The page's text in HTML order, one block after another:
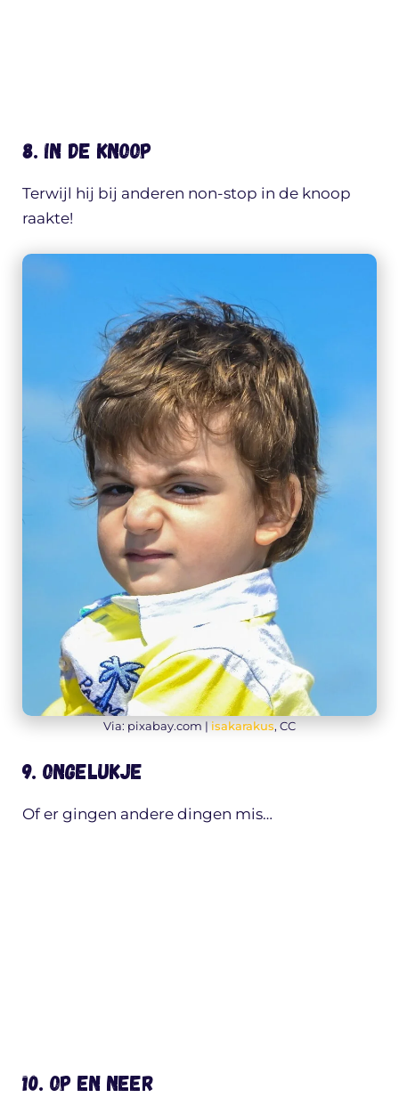
8. In de knoop
Terwijl hij bij anderen non-stop in de knoop
raakte!
Via: pixabay.com | isakarakus, CC
9. Ongelukje
Of er gingen andere dingen mis…
10. Op en neer